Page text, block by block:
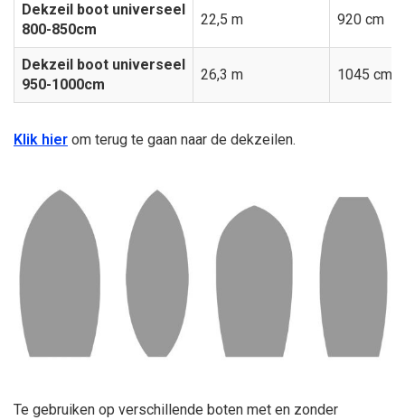
Dekzeil boot universeel
800-850cm
22,5 m 920 cm
Dekzeil boot universeel
950-1000cm
26,3 m 1045 cm
Klik hier om terug te gaan naar de dekzeilen.
Te gebruiken op verschillende boten met en zonder